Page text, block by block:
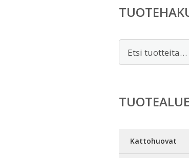
Kattohuovat